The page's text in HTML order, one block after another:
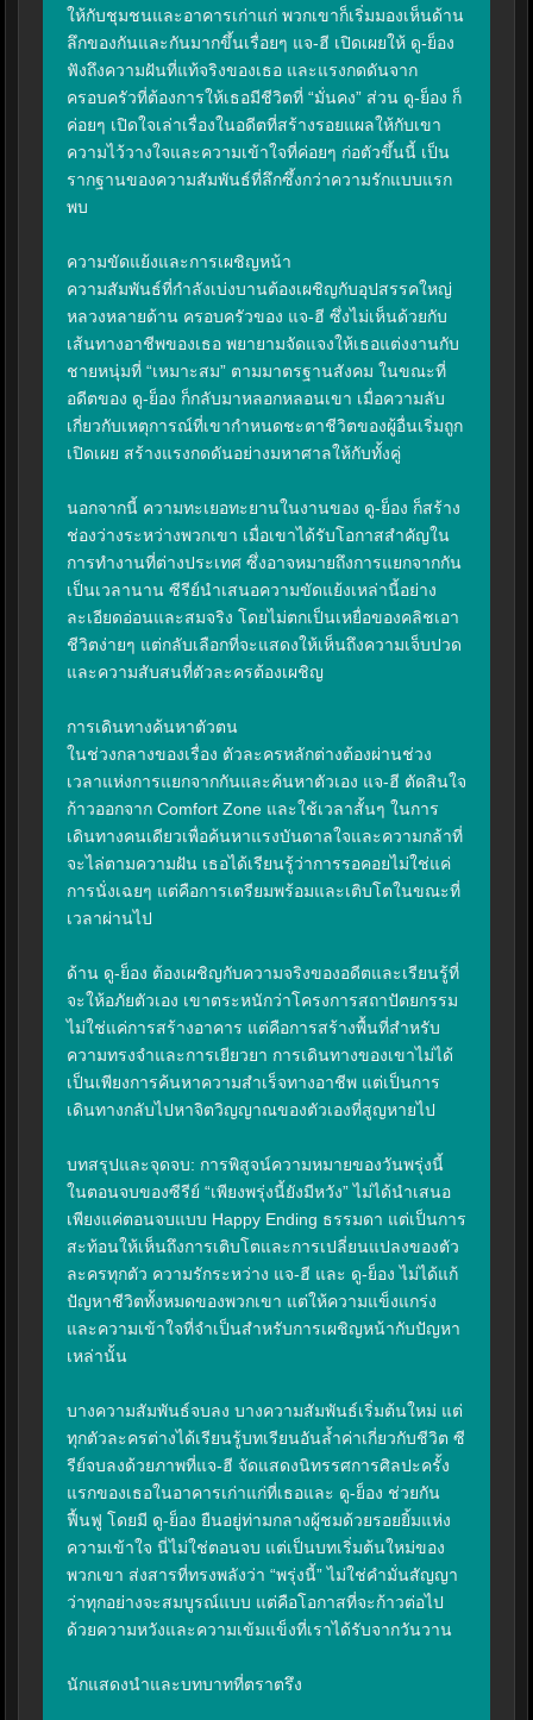
ให้กับชุมชนและอาคารเก่าแก่ พวกเขาก็เริ่มมองเห็นด้าน
ลึกของกันและกันมากขึ้นเรื่อยๆ แจ-ฮี เปิดเผยให้ ดู-ย็อง
ฟังถึงความฝันที่แท้จริงของเธอ และแรงกดดันจาก
ครอบครัวที่ต้องการให้เธอมีชีวิตที่ “มั่นคง” ส่วน ดู-ย็อง ก็
ค่อยๆ เปิดใจเล่าเรื่องในอดีตที่สร้างรอยแผลให้กับเขา
ความไว้วางใจและความเข้าใจที่ค่อยๆ ก่อตัวขึ้นนี้ เป็น
รากฐานของความสัมพันธ์ที่ลึกซึ้งกว่าความรักแบบแรก
พบ
ความขัดแย้งและการเผชิญหน้า
ความสัมพันธ์ที่กำลังเบ่งบานต้องเผชิญกับอุปสรรคใหญ่
หลวงหลายด้าน ครอบครัวของ แจ-ฮี ซึ่งไม่เห็นด้วยกับ
เส้นทางอาชีพของเธอ พยายามจัดแจงให้เธอแต่งงานกับ
ชายหนุ่มที่ “เหมาะสม” ตามมาตรฐานสังคม ในขณะที่
อดีตของ ดู-ย็อง ก็กลับมาหลอกหลอนเขา เมื่อความลับ
เกี่ยวกับเหตุการณ์ที่เขากำหนดชะตาชีวิตของผู้อื่นเริ่มถูก
เปิดเผย สร้างแรงกดดันอย่างมหาศาลให้กับทั้งคู่
นอกจากนี้ ความทะเยอทะยานในงานของ ดู-ย็อง ก็สร้าง
ช่องว่างระหว่างพวกเขา เมื่อเขาได้รับโอกาสสำคัญใน
การทำงานที่ต่างประเทศ ซึ่งอาจหมายถึงการแยกจากกัน
เป็นเวลานาน ซีรีย์นำเสนอความขัดแย้งเหล่านี้อย่าง
ละเอียดอ่อนและสมจริง โดยไม่ตกเป็นเหยื่อของคลิชเอา
ชีวิตง่ายๆ แต่กลับเลือกที่จะแสดงให้เห็นถึงความเจ็บปวด
และความสับสนที่ตัวละครต้องเผชิญ
การเดินทางค้นหาตัวตน
ในช่วงกลางของเรื่อง ตัวละครหลักต่างต้องผ่านช่วง
เวลาแห่งการแยกจากกันและค้นหาตัวเอง แจ-ฮี ตัดสินใจ
ก้าวออกจาก Comfort Zone และใช้เวลาสั้นๆ ในการ
เดินทางคนเดียวเพื่อค้นหาแรงบันดาลใจและความกล้าที่
จะไล่ตามความฝัน เธอได้เรียนรู้ว่าการรอคอยไม่ใช่แค่
การนั่งเฉยๆ แต่คือการเตรียมพร้อมและเติบโตในขณะที่
เวลาผ่านไป
ด้าน ดู-ย็อง ต้องเผชิญกับความจริงของอดีตและเรียนรู้ที่
จะให้อภัยตัวเอง เขาตระหนักว่าโครงการสถาปัตยกรรม
ไม่ใช่แค่การสร้างอาคาร แต่คือการสร้างพื้นที่สำหรับ
ความทรงจำและการเยียวยา การเดินทางของเขาไม่ได้
เป็นเพียงการค้นหาความสำเร็จทางอาชีพ แต่เป็นการ
เดินทางกลับไปหาจิตวิญญาณของตัวเองที่สูญหายไป
บทสรุปและจุดจบ: การพิสูจน์ความหมายของวันพรุ่งนี้
ในตอนจบของซีรีย์ “เพียงพรุ่งนี้ยังมีหวัง” ไม่ได้นำเสนอ
เพียงแค่ตอนจบแบบ Happy Ending ธรรมดา แต่เป็นการ
สะท้อนให้เห็นถึงการเติบโตและการเปลี่ยนแปลงของตัว
ละครทุกตัว ความรักระหว่าง แจ-ฮี และ ดู-ย็อง ไม่ได้แก้
ปัญหาชีวิตทั้งหมดของพวกเขา แต่ให้ความแข็งแกร่ง
และความเข้าใจที่จำเป็นสำหรับการเผชิญหน้ากับปัญหา
เหล่านั้น
บางความสัมพันธ์จบลง บางความสัมพันธ์เริ่มต้นใหม่ แต่
ทุกตัวละครต่างได้เรียนรู้บทเรียนอันล้ำค่าเกี่ยวกับชีวิต ซี
รีย์จบลงด้วยภาพที่แจ-ฮี จัดแสดงนิทรรศการศิลปะครั้ง
แรกของเธอในอาคารเก่าแก่ที่เธอและ ดู-ย็อง ช่วยกัน
ฟื้นฟู โดยมี ดู-ย็อง ยืนอยู่ท่ามกลางผู้ชมด้วยรอยยิ้มแห่ง
ความเข้าใจ นี่ไม่ใช่ตอนจบ แต่เป็นบทเริ่มต้นใหม่ของ
พวกเขา ส่งสารที่ทรงพลังว่า “พรุ่งนี้” ไม่ใช่คำมั่นสัญญา
ว่าทุกอย่างจะสมบูรณ์แบบ แต่คือโอกาสที่จะก้าวต่อไป
ด้วยความหวังและความเข้มแข็งที่เราได้รับจากวันวาน
นักแสดงนำและบทบาทที่ตราตรึง